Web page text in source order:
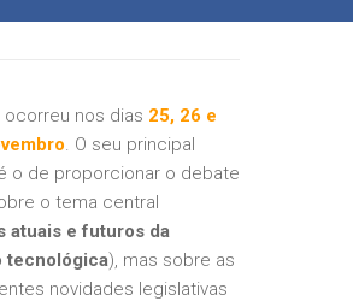
ocorreu nos dias 25, 26 e
. O seu principal
o de proporcionar o debate
o tema central
atuais e futuros da
tecnológica), mas sobre as
novidades legislativas